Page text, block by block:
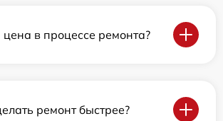
в процессе ремонта?
ремонт быстрее?